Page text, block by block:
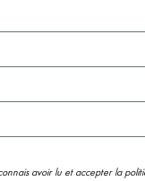
avoir lu et accepter la